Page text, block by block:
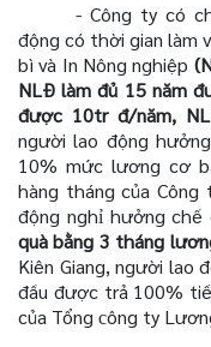
- Công ty có
động có thời gian làm
bì và In Nông nghiệp
NLĐ làm đủ 15 năm
được 10tr đ/năm,
người lao động
10% mức lương cơ
hàng tháng của Công
động nghỉhưởng chế
quà bằng 3 tháng
Kiên Giang, người lao
đầu được trả 100%
của Tổng công ty